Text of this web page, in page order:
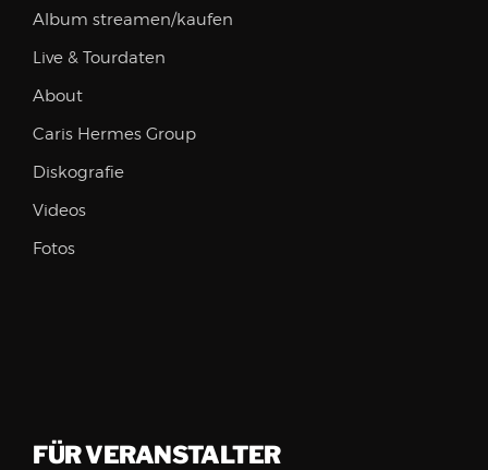
Album streamen/kaufen
Live & Tourdaten
About
Caris Hermes Group
Diskografie
Videos
Fotos
FÜR VERANSTALTER